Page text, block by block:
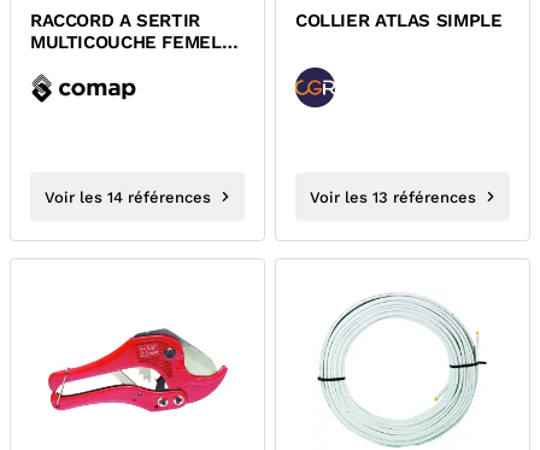
RACCORD A SERTIR
MULTICOUCHE FEMELLE
Voir les 14 références
COLLIER ATLAS SIMPLE
Voir les 13 références